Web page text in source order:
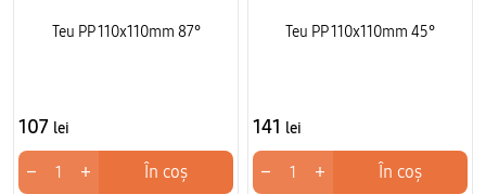
Teu PP 110x110mm 87°
107 lei
− + În coș
Teu PP 110x110mm 45°
141 lei
− + În coș